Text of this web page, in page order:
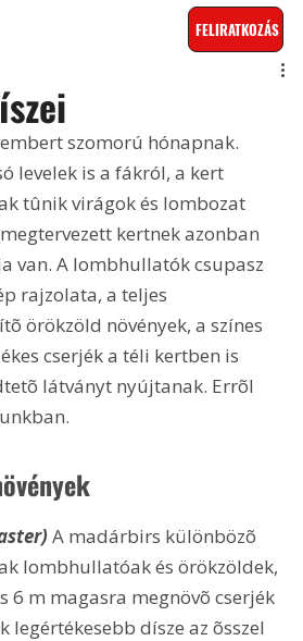
FELIRATKOZÁS
szomorú hónapnak.
levelek is a fákról, a kert
tûnik virágok és lombozat
kertnek azonban
van. A lombhullatók csupasz
rajzolata, a teljes
örökzöld növények, a színes
cserjék a téli kertben is
látványt nyújtanak. Errõl
A madárbirs különbözõ
lombhullatóak és örökzöldek,
6 m magasra megnövõ cserjék
legértékesebb dísze az õsszel